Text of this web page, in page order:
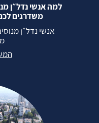
למה אנשי נדל״ן
משדרגים לכם
אנשי נדל״ן